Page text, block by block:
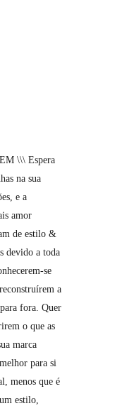
\\\ Espera
na sua
e a
amor
de estilo &
devido a toda
se
a
fora. Quer
o que as
marca
para si
menos que é
estilo,